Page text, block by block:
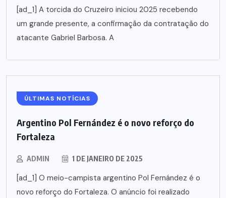
[ad_1] A torcida do Cruzeiro iniciou 2025 recebendo
um grande presente, a confirmação da contratação do
atacante Gabriel Barbosa. A
ÚLTIMAS NOTÍCIAS
Argentino Pol Fernández é o novo reforço do
Fortaleza
ADMIN 1 DE JANEIRO DE 2025
[ad_1] O meio-campista argentino Pol Fernández é o
novo reforço do Fortaleza. O anúncio foi realizado